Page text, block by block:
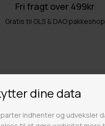
Fri fragt over 499kr
Gratis til GLS & DAO pakkeshop